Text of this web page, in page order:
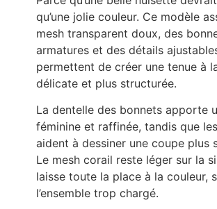
qu’une jolie couleur. Ce modèle
mesh transparent doux, des
armatures et des détails
permettent de créer une tenue à
délicate et plus structurée.
La dentelle des bonnets apporte
féminine et raffinée, tandis que
aident à dessiner une coupe plus
Le mesh corail reste léger sur la
laisse toute la place à la couleur,
l’ensemble trop chargé.